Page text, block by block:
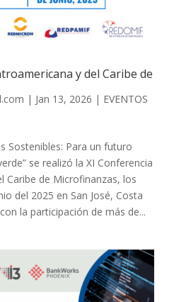
y del Caribe de
| Jan 13, 2026 | EVENTOS
Sostenibles: Para un futuro
se realizó la XI Conferencia
Caribe de Microfinanzas, los
del 2025 en San José, Costa
la participación de más de...